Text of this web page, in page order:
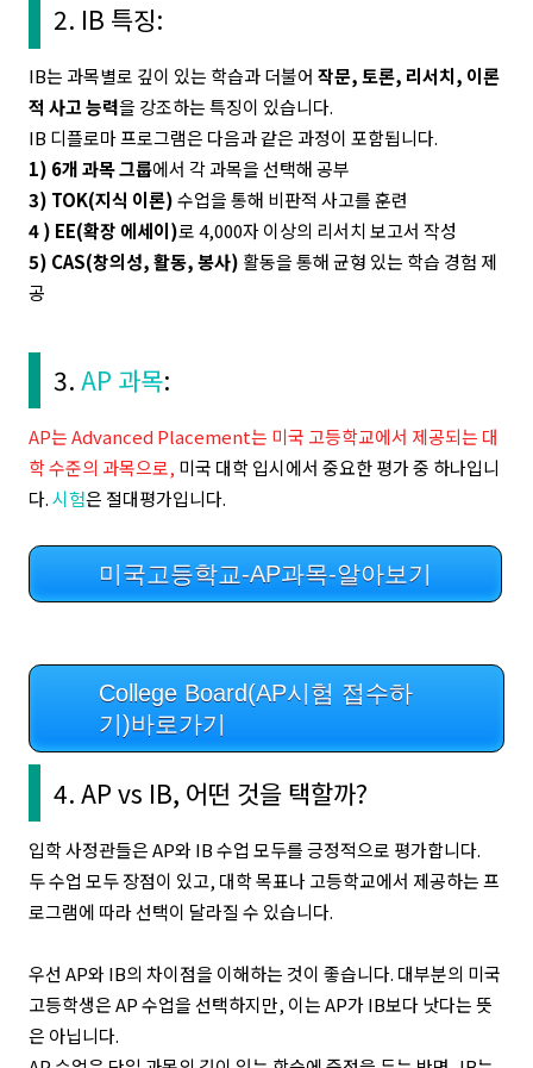
2. IB 특징:
IB는 과목별로 깊이 있는 학습과 더불어 작문, 토론, 리서치, 이론
적 사고 능력을 강조하는 특징이 있습니다.
IB 디플로마 프로그램은 다음과 같은 과정이 포함됩니다.
1) 6개 과목 그룹에서 각 과목을 선택해 공부
3) TOK(지식 이론)수업을 통해 비판적 사고를 훈련
4 ) EE(확장 에세이)로 4,000자 이상의 리서치 보고서 작성
5) CAS(창의성, 활동, 봉사) 활동을 통해 균형 있는 학습 경험 제
공
3. AP 과목:
AP는 Advanced Placement는 미국 고등학교에서 제공되는 대
학 수준의 과목으로, 미국 대학 입시에서 중요한 평가 중 하나입니
다.시험은 절대평가입니다.
미국고등학교-AP과목-알아보기
College Board(AP시험 접수하
기)바로가기
4. AP vs IB, 어떤 것을 택할까?
입학 사정관들은 AP와 IB 수업 모두를 긍정적으로 평가합니다.
두 수업 모두 장점이 있고, 대학 목표나 고등학교에서 제공하는 프
로그램에 따라 선택이 달라질 수 있습니다.
우선 AP와 IB의 차이점을 이해하는 것이 좋습니다. 대부분의 미국
고등학생은 AP 수업을 선택하지만, 이는 AP가 IB보다 낫다는 뜻
은 아닙니다.